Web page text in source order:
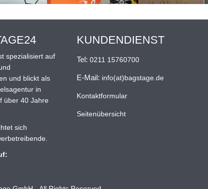
spezialisiert auf
und blickt als
in
über 40 Jahre
sich
KUNDENDIENST
Tel: 0211 15760700
E-Mail: info(at)bagstage.de
Kontaktformular
Seitenübersicht